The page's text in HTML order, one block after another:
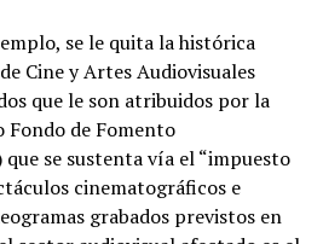
se le quita la histórica
Cine y Artes Audiovisuales
que le son atribuidos por la
Fondo de Fomento
que se sustenta vía el “impuesto
cinematográficos e
grabados previstos en